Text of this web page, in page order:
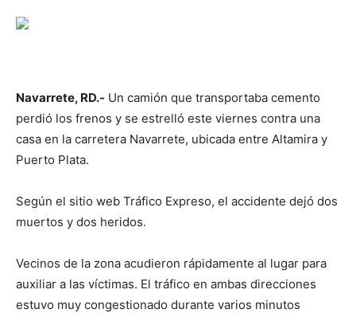
Navarrete, RD.- Un camión que transportaba cemento
perdió los frenos y se estrelló este viernes contra una
casa en la carretera Navarrete, ubicada entre Altamira y
Puerto Plata.
Según el sitio web Tráfico Expreso, el accidente dejó dos
muertos y dos heridos.
Vecinos de la zona acudieron rápidamente al lugar para
auxiliar a las víctimas. El tráfico en ambas direcciones
estuvo muy congestionado durante varios minutos